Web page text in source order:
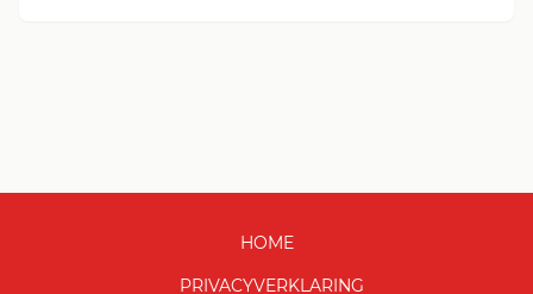
HOME
PRIVACYVERKLARING